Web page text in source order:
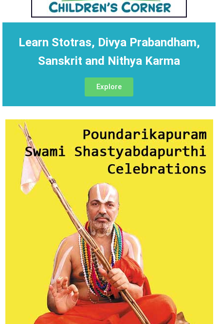
Learn Stotras, Divya Prabandham,
Sanskrit and Nithya Karma
Explore